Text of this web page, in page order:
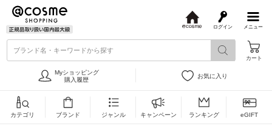
メニュー
ログイン
s
ブランド名・キーワードから探す
カート
Myショッピング
購入履歴
お気に入り
カテゴリ ブランド ジャンル キャンペーン ランキング eGIFT